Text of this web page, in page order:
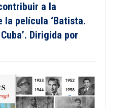
a la
la película ‘Batista.
Dirigida por